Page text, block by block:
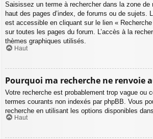
Saisissez un terme à rechercher dans la zone de
haut des pages d’index, de forums ou de sujets.
est accessible en cliquant sur le lien «
sur toutes les pages du forum. L’accès à la
thèmes graphiques utilisés.
Haut
Pourquoi ma recherche ne renvoie
Votre recherche est probablement trop vague ou
termes courants non indexés par phpBB. Vous
recherche en utilisant les options disponibles
Haut